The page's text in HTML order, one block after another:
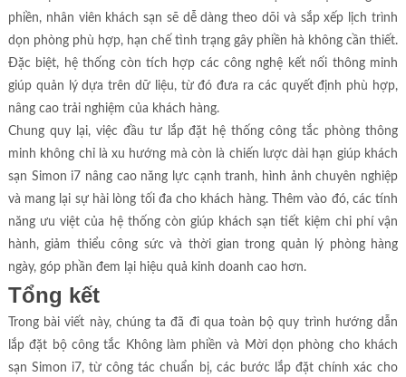
phiền, nhân viên khách sạn sẽ dễ dàng theo dõi và sắp xếp lịch trình
dọn phòng phù hợp, hạn chế tình trạng gây phiền hà không cần thiết.
Đặc biệt, hệ thống còn tích hợp các công nghệ kết nối thông minh
giúp quản lý dựa trên dữ liệu, từ đó đưa ra các quyết định phù hợp,
nâng cao trải nghiệm của khách hàng.
Chung quy lại, việc đầu tư lắp đặt hệ thống công tắc phòng thông
minh không chỉ là xu hướng mà còn là chiến lược dài hạn giúp khách
sạn Simon i7 nâng cao năng lực cạnh tranh, hình ảnh chuyên nghiệp
và mang lại sự hài lòng tối đa cho khách hàng. Thêm vào đó, các tính
năng ưu việt của hệ thống còn giúp khách sạn tiết kiệm chi phí vận
hành, giảm thiểu công sức và thời gian trong quản lý phòng hàng
ngày, góp phần đem lại hiệu quả kinh doanh cao hơn.
Tổng kết
Trong bài viết này, chúng ta đã đi qua toàn bộ quy trình hướng dẫn
lắp đặt bộ công tắc Không làm phiền và Mời dọn phòng cho khách
sạn Simon i7, từ công tác chuẩn bị, các bước lắp đặt chính xác cho